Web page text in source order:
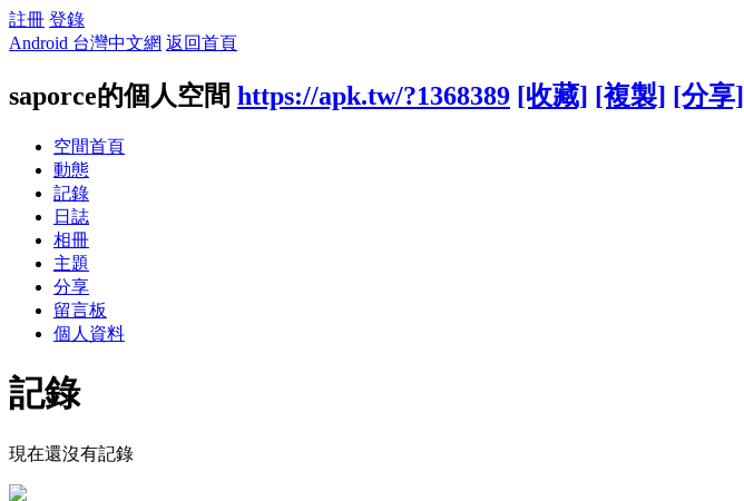
註冊 登錄
Android 台灣中文網 返回首頁
saporce的個人空間 https://apk.tw/?1368389 [收藏] [複製] [分享]
空間首頁
動態
記錄
日誌
相冊
主題
分享
留言板
個人資料
記錄
現在還沒有記錄